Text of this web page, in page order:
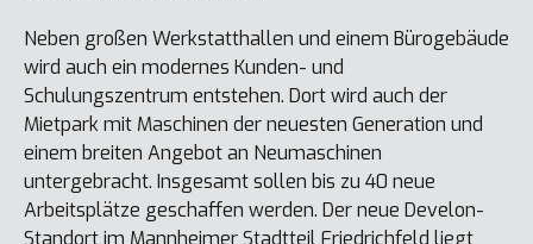
Neben großen Werkstatthallen und einem Bürogebäude
wird auch ein modernes Kunden- und
Schulungszentrum entstehen. Dort wird auch der
Mietpark mit Maschinen der neuesten Generation und
einem breiten Angebot an Neumaschinen
untergebracht. Insgesamt sollen bis zu 40 neue
Arbeitsplätze geschaffen werden. Der neue Develon-
Standort im Mannheimer Stadtteil Friedrichfeld liegt